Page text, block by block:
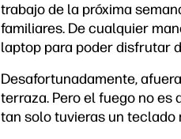
trabajo de la próxima
familiares. De cualquier
laptop para poder disfrutar
Desafortunadamente,
terraza. Pero el fuego no es
tan solo tuvieras un teclado